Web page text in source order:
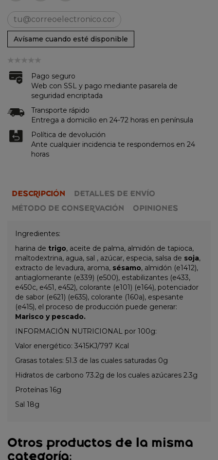
Avísame cuando esté disponible
Pago seguro
Web con SSL y pago mediante pasarela de
seguridad encriptada
Transporte rápido
Entrega a domicilio en 24-72 horas en península
Política de devolución
Ante cualquier incidencia te respondemos en 24
horas
DESCRIPCIÓN
DETALLES DE ENVÍO
MÉTODO DE CONSERVACIÓN
OPINIONES
Ingredientes:
harina de trigo, aceite de palma, almidón de tapioca,
maltodextrina, agua, sal , azúcar, especia, salsa de soja,
extracto de levadura, aroma, sésamo, almidón (e1412),
antiaglomerante (e339) (e500), estabilizantes (e433,
e450c, e451, e452), colorante (e101) (e164), potenciador
de sabor (e621) (e635), colorante (160a), espesante
(e415), el proceso de producción puede generar:
Marisco y pescado.
INFORMACIÓN NUTRICIONAL por 100g:
Valor energético: 3415KJ/797 Kcal
Grasas totales: 51.3 de las cuales saturadas 0g
Hidratos de carbono 73.2g de los cuales azúcares 2.3g
Proteínas 16g
Sal 18g
Otros productos de la misma
categoría: